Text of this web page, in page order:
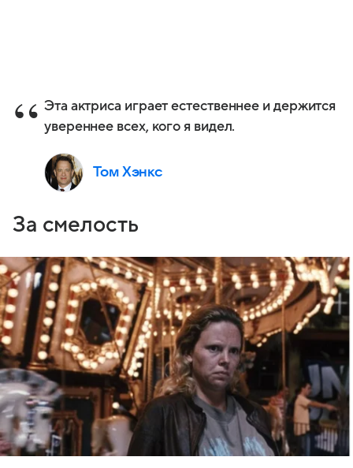
Эта актриса играет естественнее и держится
увереннее всех, кого я видел.
Том Хэнкс
За смелость